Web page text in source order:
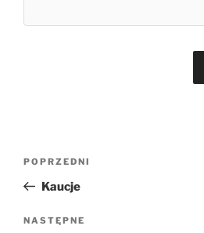
Poprzedni
wpis
POPRZEDNI
Kaucje
Następny
NASTĘPNE